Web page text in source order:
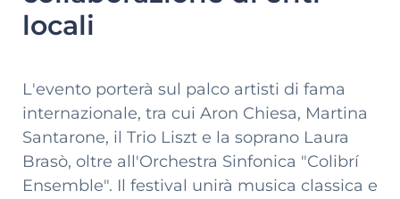
locali
L'evento porterà sul palco artisti di fama
internazionale, tra cui Aron Chiesa, Martina
Santarone, il Trio Liszt e la soprano Laura
Brasò, oltre all'Orchestra Sinfonica "Colibrí
Ensemble". Il festival unirà musica classica e